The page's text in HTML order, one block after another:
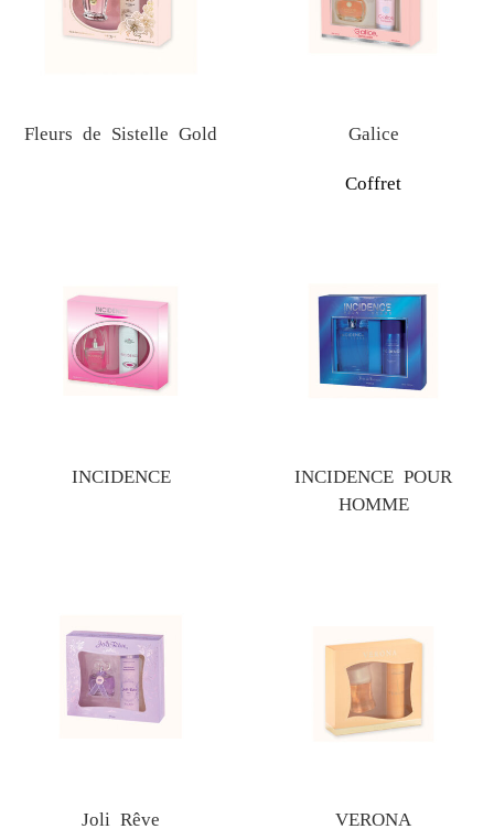
Fleurs de Sistelle Gold Galice
Coffret
INCIDENCE
INCIDENCE POUR
HOMME
Joli Rêve VERONA